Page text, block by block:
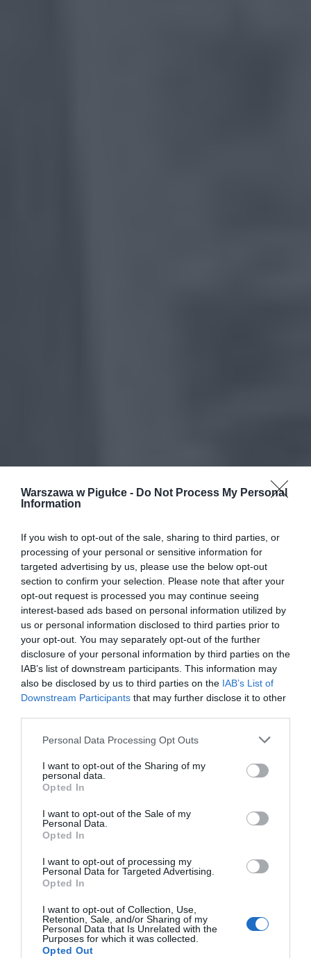
Warszawa w Pigułce - Do Not Process My Personal
Information
If you wish to opt-out of the sale, sharing to third parties, or
processing of your personal or sensitive information for
targeted advertising by us, please use the below opt-out
section to confirm your selection. Please note that after your
opt-out request is processed you may continue seeing
interest-based ads based on personal information utilized by
us or personal information disclosed to third parties prior to
your opt-out. You may separately opt-out of the further
disclosure of your personal information by third parties on the
IAB’s list of downstream participants. This information may
also be disclosed by us to third parties on the IAB’s List of
Downstream Participants that may further disclose it to other
Personal Data Processing Opt Outs
I want to opt-out of the Sharing of my
personal data.
Opted In
I want to opt-out of the Sale of my
Personal Data.
Opted In
I want to opt-out of processing my
Personal Data for Targeted Advertising.
Opted In
I want to opt-out of Collection, Use,
Retention, Sale, and/or Sharing of my
Personal Data that Is Unrelated with the
Purposes for which it was collected.
Opted Out